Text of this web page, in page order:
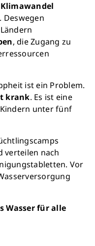
Klimawandel
Deswegen
, die Zugang zu
ist ein Problem.
krank. Es ist eine
unter fünf
verteilen nach
Vor
Wasser für alle